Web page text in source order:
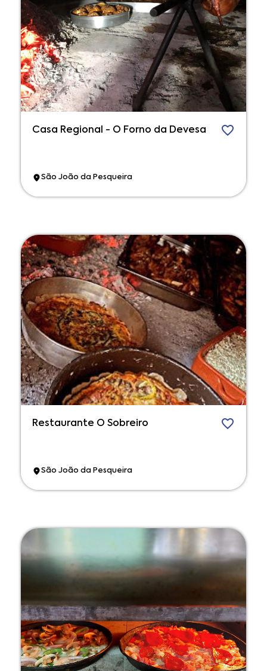
Casa Regional - O Forno da Devesa
São João da Pesqueira
Restaurante O Sobreiro
São João da Pesqueira